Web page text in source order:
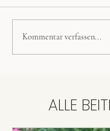
Johanniskraut-
Körperbutter
Kommentar verfassen...
ALLE